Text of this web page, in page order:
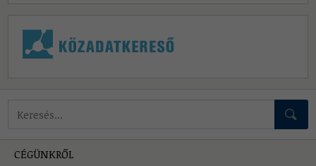
Mire keressünk?
CÉGÜNKRŐL